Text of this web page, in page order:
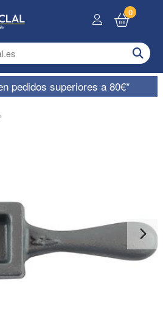
0
pedidos superiores a 80€*